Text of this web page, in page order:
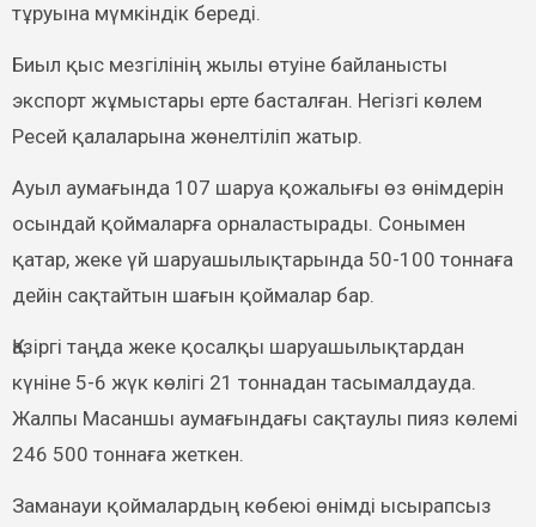
тұруына мүмкіндік береді.
Биыл қыс мезгілінің жылы өтуіне байланысты
экспорт жұмыстары ерте басталған. Негізгі көлем
Ресей қалаларына жөнелтіліп жатыр.
Ауыл аумағында 107 шаруа қожалығы өз өнімдерін
осындай қоймаларға орналастырады. Сонымен
қатар, жеке үй шаруашылықтарында 50-100 тоннаға
дейін сақтайтын шағын қоймалар бар.
Қазіргі таңда жеке қосалқы шаруашылықтардан
күніне 5-6 жүк көлігі 21 тоннадан тасымалдауда.
Жалпы Масаншы аумағындағы сақтаулы пияз көлемі
246 500 тоннаға жеткен.
Заманауи қоймалардың көбеюі өнімді ысырапсыз